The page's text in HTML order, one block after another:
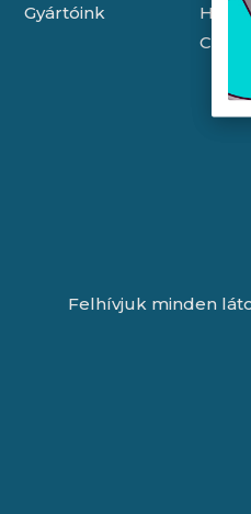
Gyártóink
Felhívjuk minden